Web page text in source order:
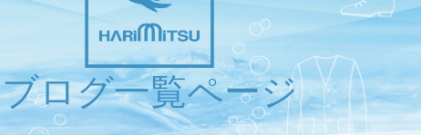
ブログ一覧ページ